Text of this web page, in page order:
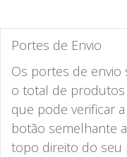
Portes de Envio
Os portes de
o total de
que pode verificar
botão semelhante
topo direito do seu